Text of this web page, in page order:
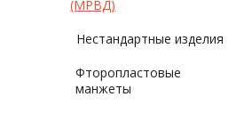
(МРВД)
Нестандартные изделия
Фторопластовые
манжеты